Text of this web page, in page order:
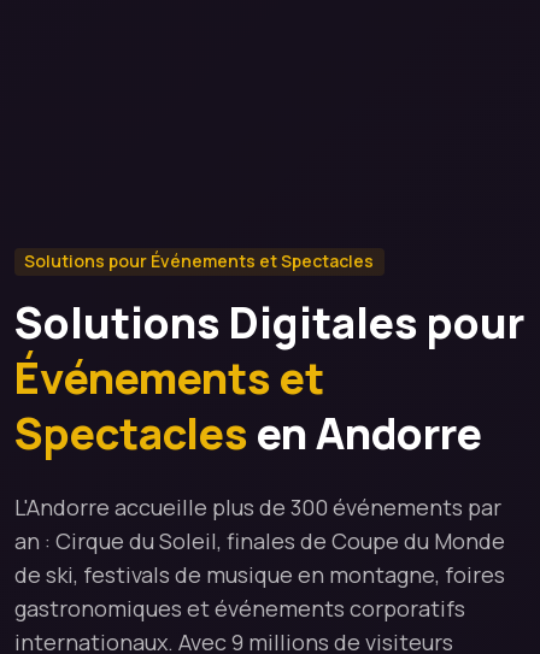
Solutions pour Événements et Spectacles
Solutions Digitales pour
Événements et
Spectaclesen Andorre
L'Andorre accueille plus de 300 événements par
an : Cirque du Soleil, finales de Coupe du Monde
de ski, festivals de musique en montagne, foires
gastronomiques et événements corporatifs
internationaux. Avec 9 millions de visiteurs